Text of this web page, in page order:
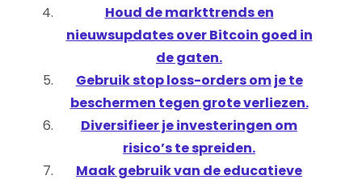
Houd de markttrends en
nieuwsupdates over Bitcoin goed in
de gaten.
Gebruik stop loss-orders om je te
beschermen tegen grote verliezen.
Diversifieer je investeringen om
risico’s te spreiden.
Maak gebruik van de educatieve